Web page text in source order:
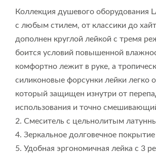
Коллекция душевого оборудования
с любым стилем, от классики до
дополнен круглой лейкой с тремя
боится условий повышенной
комфортно лежит в руке, а
силиконовые форсунки лейки легко
который защищен изнутри от
использования и точно
2. Смеситель с цельнолитым
4. Зеркальное долговечное
5. Удобная эргономичная лейка с 3